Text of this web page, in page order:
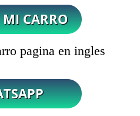
pagina en ingles